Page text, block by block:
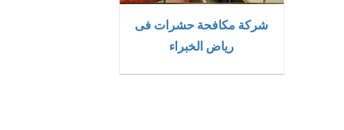
شركة مكافحة حشرات فى
رياض الخبراء